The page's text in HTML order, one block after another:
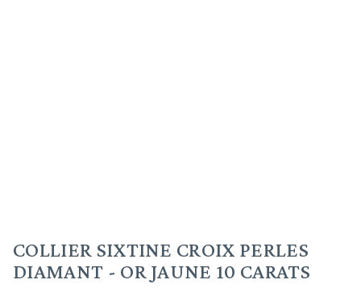
COLLIER SIXTINE CROIX PERLES
DIAMANT - OR JAUNE 10 CARATS